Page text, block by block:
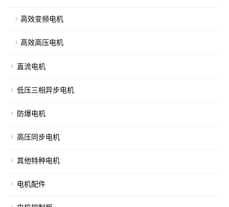
高效变频电机
高效高压电机
直流电机
低压三相异步电机
防爆电机
高压同步电机
其他特种电机
电机配件